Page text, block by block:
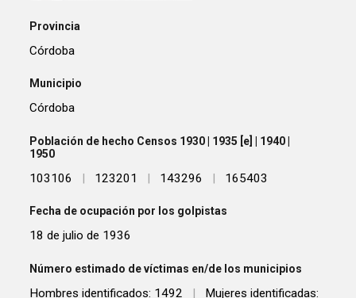
Provincia
Córdoba
Municipio
Córdoba
Población de hecho Censos 1930 | 1935 [e] | 1940 |
1950
103106 | 123201 | 143296 | 165403
Fecha de ocupación por los golpistas
18 de julio de 1936
Número estimado de víctimas en/de los municipios
Hombres identificados: 1492 |
Mujeres identificadas: